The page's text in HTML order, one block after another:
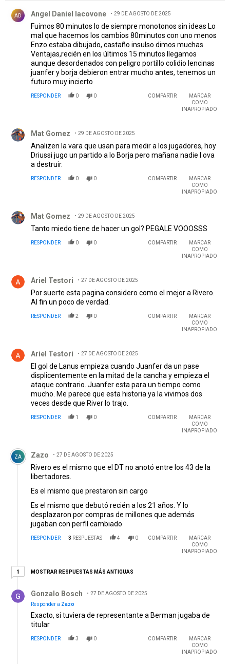
AD Angel Daniel Iacovone 29 DE AGOSTO DE 2025
Fuimos 80 minutos lo de siempre monotonos sin ideas Lo
mal que hacemos los cambios 80minutos con uno menos
Enzo estaba dibujado, castaño insulso dimos muchas.
Ventajas,recién en los últimos 15 minutos llegamos
aunque desordenados con peligro portillo colidio lencinas
juanfer y borja debieron entrar mucho antes, tenemos un
futuro muy incierto
RESPONDER 0 0 COMPARTIR
MARCAR
COMO
INAPROPIADO
Mat Gomez 29 DE AGOSTO DE 2025
Analizen la vara que usan para medir a los jugadores, hoy
Driussi jugo un partido a lo Borja pero mañana nadie l ova
a destruir.
RESPONDER 0 0 COMPARTIR
MARCAR
COMO
INAPROPIADO
Mat Gomez 29 DE AGOSTO DE 2025
Tanto miedo tiene de hacer un gol? PEGALE VOOOSSS
RESPONDER 0 0 COMPARTIR
MARCAR
COMO
INAPROPIADO
Ariel Testori 27 DE AGOSTO DE 2025
Por suerte esta pagina considero como el mejor a Rivero.
Al fin un poco de verdad.
RESPONDER 2 0 COMPARTIR
MARCAR
COMO
INAPROPIADO
Ariel Testori 27 DE AGOSTO DE 2025
El gol de Lanus empieza cuando Juanfer da un pase
displicentemente en la mitad de la cancha y empieza el
ataque contrario. Juanfer esta para un tiempo como
mucho. Me parece que esta historia ya la vivimos dos
veces desde que River lo trajo.
RESPONDER 1 0 COMPARTIR
MARCAR
COMO
INAPROPIADO
Comentario de Zazo.
ZA Zazo 27 DE AGOSTO DE 2025
Rivero es el mismo que el DT no anotó entre los 43 de la
libertadores.
Es el mismo que prestaron sin cargo
Es el mismo que debutó recién a los 21 años. Y lo
desplazaron por compras de millones que además
jugaban con perfil cambiado
RESPONDER 3 RESPUESTAS 4 0 COMPARTIR
MARCAR
COMO
INAPROPIADO
11 respuesta más antiguas
MOSTRAR RESPUESTAS MÁS ANTIGUAS
Gonzalo Bosch
27 DE AGOSTO DE 2025
Responder a Zazo
Exacto, si tuviera de representante a Berman jugaba de
titular
RESPONDER 3 0 COMPARTIR
MARCAR
COMO
INAPROPIADO